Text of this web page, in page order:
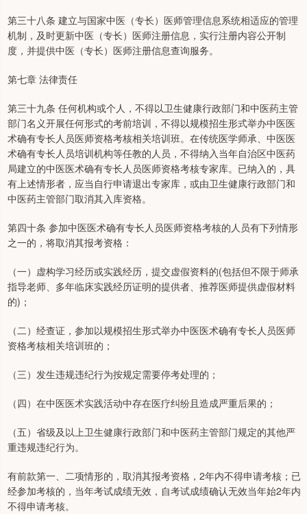
第三十八条 建立与国家中医（专长）医师管理信息系统相适应的管理
机制，及时更新中医（专长）医师注册信息，实行注册内容公开制
度，并提供中医（专长）医师注册信息查询服务。
第七章 法律责任
第三十九条 任何机构或个人，不得以卫生健康行政部门和中医药主管
部门名义开展任何形式的考前培训，不得以规模招生形式举办中医医
术确有专长人员医师资格考核相关培训班。在传统医学师承、中医医
术确有专长人员培训机构等任教的人员，不得纳入当年自治区中医药
局建立的中医医术确有专长人员医师资格考核专家库。已纳入的，具
有上述情形者，应当自行申请退出专家库，或由卫生健康行政部门和
中医药主管部门取消其入库资格。
第四十条 参加中医医术确有专长人员医师资格考核的人员有下列情形
之一的，将取消其报考资格：
（一）虚构学习经历或实践经历，提交虚假资料的(包括但不限于师承
指导老师、多年临床实践经历证明的提供者、推荐医师提供虚假材料
的)；
（二）经查证，参加以规模招生形式举办中医医术确有专长人员医师
资格考核相关培训班的；
（三）发生违规违纪行为按规定需要停考处理的；
（四）在中医医术实践活动中存在医疗纠纷且造成严重后果的；
（五）省级及以上卫生健康行政部门和中医药主管部门规定的其他严
重违规违纪行为。
有前款第一、二项情形的，取消其报考资格，2年内不得申请考核；已
经参加考核的，当年考试成绩无效，自考试成绩确认无效当年始2年内
不得申请考核。